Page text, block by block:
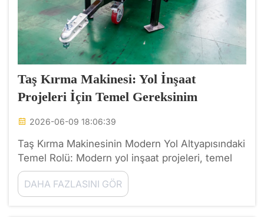
Taş Kırma Makinesi: Yol İnşaat
Projeleri İçin Temel Gereksinim
2026-06-09 18:06:39
Taş Kırma Makinesinin Modern Yol Altyapısındaki
Temel Rolü: Modern yol inşaat projeleri, temel
katmanlarda kullanılan malzemelerin kalitesi ve
tutarlılığı ile karakterize edilir. Proje yöneticileri
ve ağır inşaat mühendisleri küresel olarak...
DAHA FAZLASINI GÖR